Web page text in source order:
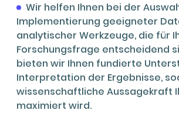
Wir helfen Ihnen bei der
Implementierung geeigneter
analytischer Werkzeuge, die für
Forschungsfrage entscheidend
bieten wir Ihnen fundierte
Interpretation der Ergebnisse,
wissenschaftliche Aussagekraft
maximiert wird.